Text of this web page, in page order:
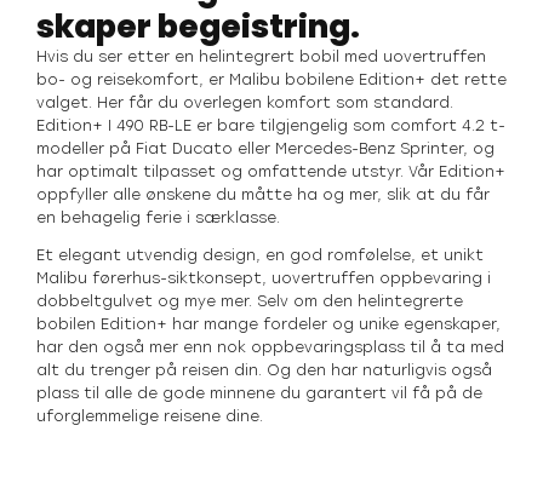
skaper begeistring.
Hvis du ser etter en helintegrert bobil med uovertruffen
bo- og reisekomfort, er Malibu bobilene Edition+ det rette
valget. Her får du overlegen komfort som standard.
Edition+ I 490 RB-LE er bare tilgjengelig som comfort 4.2 t-
modeller på Fiat Ducato eller Mercedes-Benz Sprinter, og
har optimalt tilpasset og omfattende utstyr. Vår Edition+
oppfyller alle ønskene du måtte ha og mer, slik at du får
en behagelig ferie i særklasse.
Et elegant utvendig design, en god romfølelse, et unikt
Malibu førerhus-siktkonsept, uovertruffen oppbevaring i
dobbeltgulvet og mye mer. Selv om den helintegrerte
bobilen Edition+ har mange fordeler og unike egenskaper,
har den også mer enn nok oppbevaringsplass til å ta med
alt du trenger på reisen din. Og den har naturligvis også
plass til alle de gode minnene du garantert vil få på de
uforglemmelige reisene dine.